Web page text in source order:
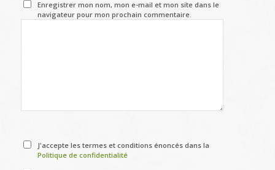
Enregistrer mon nom, mon e-mail et mon site dans le
navigateur pour mon prochain commentaire.
J'accepte les termes et conditions énoncés dans la
Politique de confidentialité